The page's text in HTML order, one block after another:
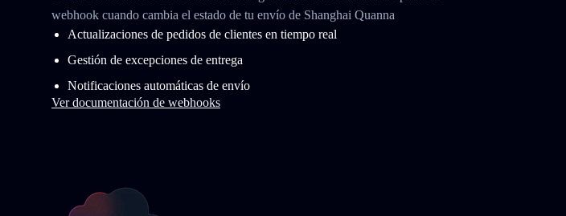
webhook cuando cambia el estado de tu envío de Shanghai Quanna
Actualizaciones de pedidos de clientes en tiempo real
Gestión de excepciones de entrega
Notificaciones automáticas de envío
Ver documentación de webhooks